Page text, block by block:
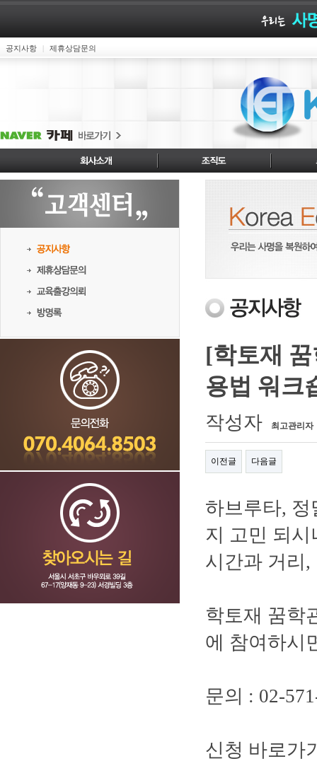
공지사항 제휴상담문의
[학토재
용법 워크
작성자 최고관리자
이전글 다음글
하브루타,
지 고민 되시
시간과 거리
학토재 꿈학
에 참여하시
문의 : 02-
신청 바로가